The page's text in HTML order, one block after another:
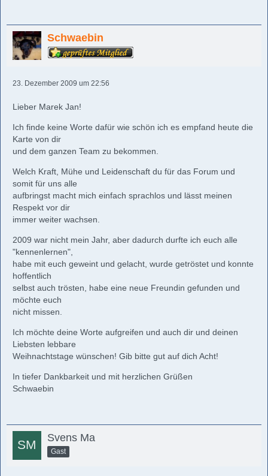
Schwaebin
23. Dezember 2009 um 22:56
Lieber Marek Jan!
Ich finde keine Worte dafür wie schön ich es empfand heute die
Karte von dir
und dem ganzen Team zu bekommen.
Welch Kraft, Mühe und Leidenschaft du für das Forum und
somit für uns alle
aufbringst macht mich einfach sprachlos und lässt meinen
Respekt vor dir
immer weiter wachsen.
2009 war nicht mein Jahr, aber dadurch durfte ich euch alle
"kennenlernen",
habe mit euch geweint und gelacht, wurde getröstet und konnte
hoffentlich
selbst auch trösten, habe eine neue Freundin gefunden und
möchte euch
nicht missen.
Ich möchte deine Worte aufgreifen und auch dir und deinen
Liebsten lebbare
Weihnachtstage wünschen! Gib bitte gut auf dich Acht!
In tiefer Dankbarkeit und mit herzlichen Grüßen
Schwaebin
Svens Ma
Gast